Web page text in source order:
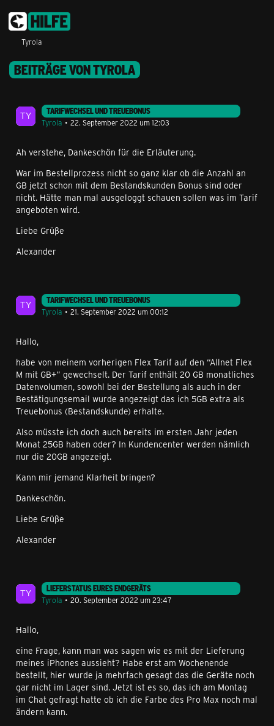
Tyrola
BEITRÄGE VON TYROLA
TARIFWECHSEL UND TREUEBONUS
Tyrola
22. September 2022 um 12:03
Ah verstehe, Dankeschön für die Erläuterung.
War im Bestellprozess nicht so ganz klar ob die Anzahl an
GB jetzt schon mit dem Bestandskunden Bonus sind oder
nicht. Hätte man mal ausgeloggt schauen sollen was im Tarif
angeboten wird.
Liebe Grüße
Alexander
TARIFWECHSEL UND TREUEBONUS
Tyrola
21. September 2022 um 00:12
Hallo,
habe von meinem vorherigen Flex Tarif auf den “Allnet Flex
M mit GB+” gewechselt. Der Tarif enthält 20 GB monatliches
Datenvolumen, sowohl bei der Bestellung als auch in der
Bestätigungsemail wurde angezeigt das ich 5GB extra als
Treuebonus (Bestandskunde) erhalte.
Also müsste ich doch auch bereits im ersten Jahr jeden
Monat 25GB haben oder? In Kundencenter werden nämlich
nur die 20GB angezeigt.
Kann mir jemand Klarheit bringen?
Dankeschön.
Liebe Grüße
Alexander
LIEFERSTATUS EURES ENDGERÄTS
Tyrola
20. September 2022 um 23:47
Hallo,
eine Frage, kann man was sagen wie es mit der Lieferung
meines iPhones aussieht? Habe erst am Wochenende
bestellt, hier wurde ja mehrfach gesagt das die Geräte noch
gar nicht im Lager sind. Jetzt ist es so, das ich am Montag
im Chat gefragt hatte ob ich die Farbe des Pro Max noch mal
ändern kann.